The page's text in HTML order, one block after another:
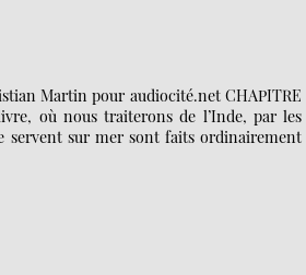
Martin pour audiocité.net CHAPITRE
où nous traiterons de l’Inde, par les
servent sur mer sont faits ordinairement